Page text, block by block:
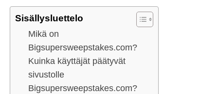
Sisällysluettelo
Mikä on
Bigsupersweepstakes.com?
Kuinka käyttäjät päätyvät
sivustolle
Bigsupersweepstakes.com?